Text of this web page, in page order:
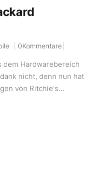
0Kommentare
dem Hardwarebereich
nicht, denn nun hat
von Ritchie's...